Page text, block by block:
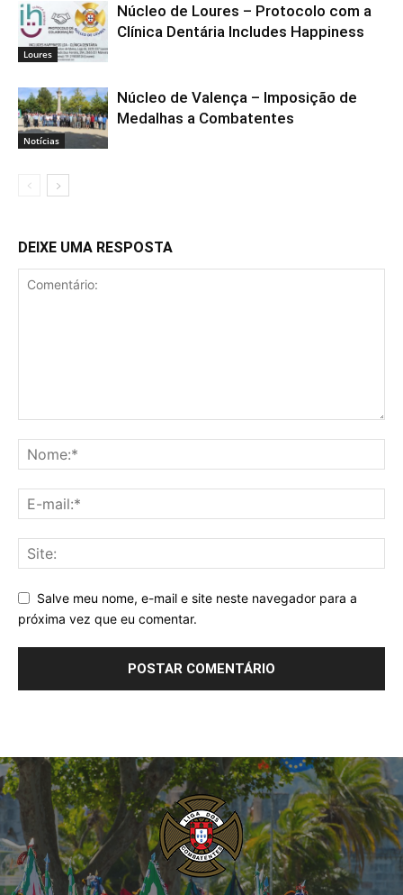
Loures
Núcleo de Loures – Protocolo com a
Clínica Dentária Includes Happiness
Notícias
Núcleo de Valença – Imposição de
Medalhas a Combatentes
DEIXE UMA RESPOSTA
Salve meu nome, e-mail e site neste navegador para a
próxima vez que eu comentar.